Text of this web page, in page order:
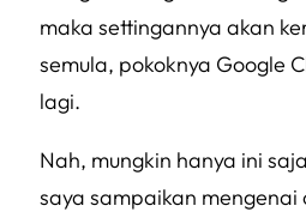
maka settingannya akan
semula, pokoknya Google
lagi.
Nah, mungkin hanya ini
saya sampaikan